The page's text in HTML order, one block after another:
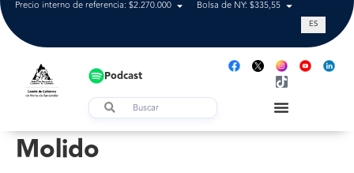
Precio interno de referencia: $2.270.000 Bolsa de NY: $335,55 Tasa de
ES
Podcast
Molido